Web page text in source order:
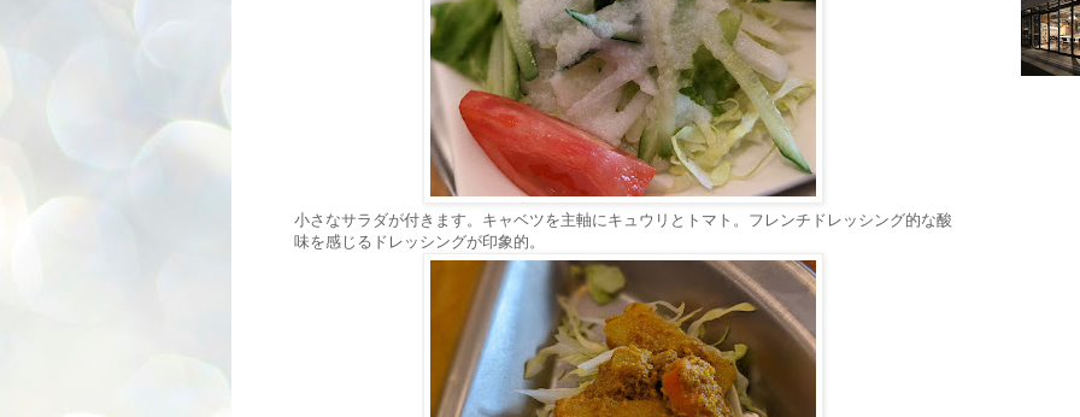
小さなサラダが付きます。キャベツを主軸にキュウリとトマト。フレンチドレッシング的な酸
味を感じるドレッシングが印象的。